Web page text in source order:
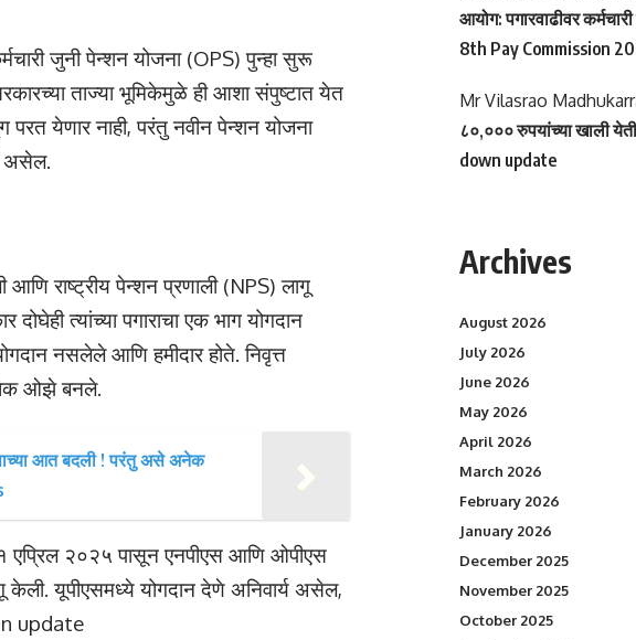
जुनी पेन्शन योजना (OPS) पुन्हा सुरू
ताज्या भूमिकेमुळे ही आशा संपुष्टात येत
येणार नाही, परंतु नवीन पेन्शन योजना
असेल.
राष्ट्रीय पेन्शन प्रणाली (NPS) लागू
त्यांच्या पगाराचा एक भाग योगदान
नसलेले आणि हमीदार होते. निवृत्त
ओझे बनले.
आत बदली ! परंतु असे अनेक
१ एप्रिल २०२५ पासून एनपीएस आणि ओपीएस
केली. यूपीएसमध्ये योगदान देणे अनिवार्य असेल,
update
आयोग: पगारवाढीवर
8th Pay Commission
Mr Vilasrao
८०,००० रुपयांच्या खाली
down update
Archives
August 2026
July 2026
June 2026
May 2026
April 2026
March 2026
February 2026
January 2026
December 2025
November 2025
October 2025